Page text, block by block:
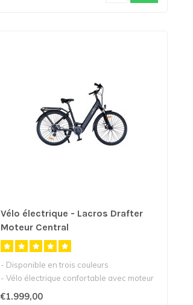
Vélo électrique - Lacros Drafter
Moteur Central
- Disponible en trois couleurs
- Vélo électrique confortable avec moteur
cent..
€1.999,00